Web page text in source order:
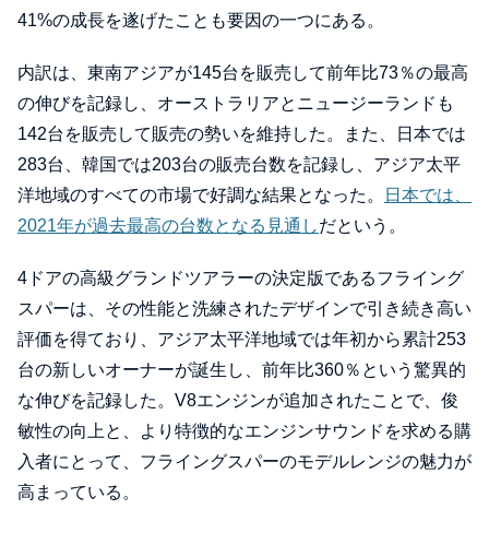
41%の成長を遂げたことも要因の一つにある。
内訳は、東南アジアが145台を販売して前年比73％の最高
の伸びを記録し、オーストラリアとニュージーランドも
142台を販売して販売の勢いを維持した。また、日本では
283台、韓国では203台の販売台数を記録し、アジア太平
洋地域のすべての市場で好調な結果となった。
日本では、
2021年が過去最高の台数となる見通しだという。
4ドアの高級グランドツアラーの決定版であるフライング
スパーは、その性能と洗練されたデザインで引き続き高い
評価を得ており、アジア太平洋地域では年初から累計253
台の新しいオーナーが誕生し、前年比360％という驚異的
な伸びを記録した。V8エンジンが追加されたことで、俊
敏性の向上と、より特徴的なエンジンサウンドを求める購
入者にとって、フライングスパーのモデルレンジの魅力が
高まっている。